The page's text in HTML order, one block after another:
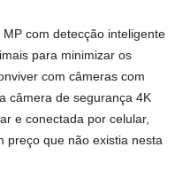
com detecção inteligente
para minimizar os
com câmeras com
câmera de segurança 4K
e conectada por celular,
preço que não existia nesta